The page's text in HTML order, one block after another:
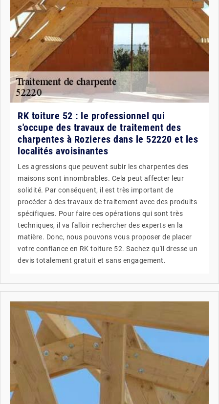
RK toiture 52 : le professionnel qui
s'occupe des travaux de traitement des
charpentes à Rozieres dans le 52220 et les
localités avoisinantes
Les agressions que peuvent subir les charpentes des
maisons sont innombrables. Cela peut affecter leur
solidité. Par conséquent, il est très important de
procéder à des travaux de traitement avec des produits
spécifiques. Pour faire ces opérations qui sont très
techniques, il va falloir rechercher des experts en la
matière. Donc, nous pouvons vous proposer de placer
votre confiance en RK toiture 52. Sachez qu'il dresse un
devis totalement gratuit et sans engagement.